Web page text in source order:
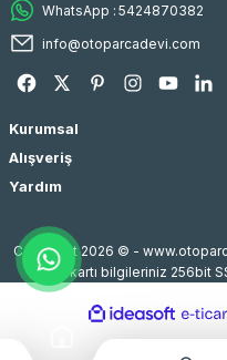
WhatsApp : 5424870382
info@otoparcadevi.com
Kurumsal
Alışveriş
Yardım
Copyright 2026 © -
kartı bilgileriniz 256bit
ideasoft